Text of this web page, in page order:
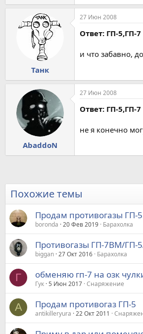
Танк
27 Июн 2008
Ответ: ГП-5,ГП-
и что забавно,
AbaddoN
27 Июн 2008
Ответ: ГП-5,ГП-
не я конечно
Похожие темы
Продам противогазы ГП-
boronda 20 Фев 2019 Барахолка
Противогазы ГП-7ВМ/
biggan 27 Окт 2016 Барахолка
Г обменяю гп-7 на озк
Гук 5 Июн 2017 Снаряжение
A Продам противогаз ГП-5
antikilleryura 22 Окт 2011